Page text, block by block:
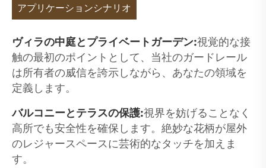
アプリケーションシナリオ
ヴィラの中庭とプライベートガーデン:視覚的な接
触の最初のポイントとして、当社のガードレール
は所有者の威信を誇示しながら、あなたの領域を
定義します。
バルコニーとテラスの保護:視界を妨げることなく
高所でも安全性を確保します。絶妙な花柄が屋外
のレジャースペースに芸術的なタッチを加えま
す。